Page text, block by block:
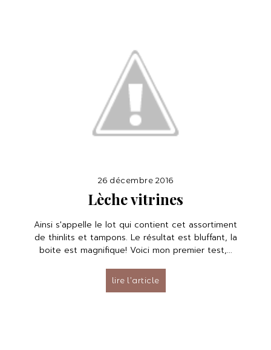
26 décembre 2016
Lèche vitrines
Ainsi s'appelle le lot qui contient cet assortiment
de thinlits et tampons. Le résultat est bluffant, la
boite est magnifique! Voici mon premier test,...
lire l’article